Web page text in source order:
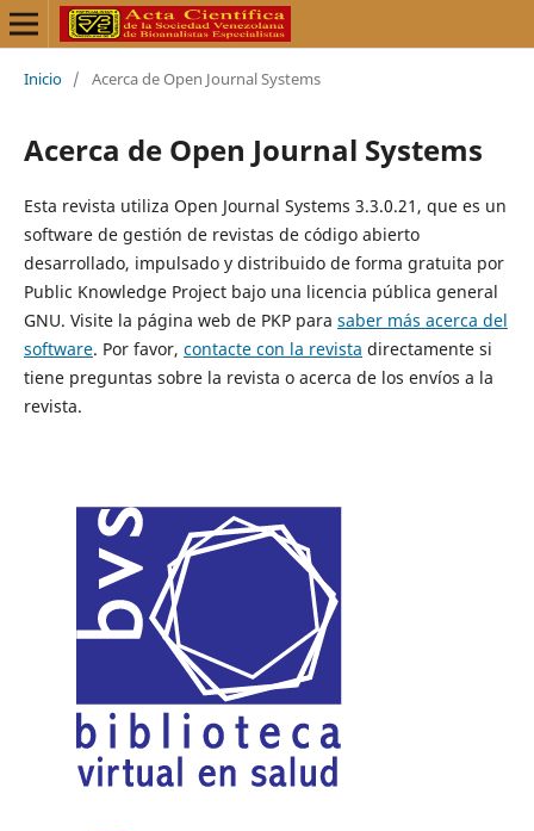
Inicio / Acerca de Open Journal Systems
Acerca de Open Journal Systems
Esta revista utiliza Open Journal Systems 3.3.0.21, que es un
software de gestión de revistas de código abierto
desarrollado, impulsado y distribuido de forma gratuita por
Public Knowledge Project bajo una licencia pública general
GNU. Visite la página web de PKP para saber más acerca del
software. Por favor, contacte con la revista directamente si
tiene preguntas sobre la revista o acerca de los envíos a la
revista.